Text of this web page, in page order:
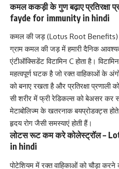
कमल ककड़ी के गुण बढ़ाए प्रतिरक्षा
fayde for immunity in hindi
कमल की जड़ (Lotus Root
ग्राम कमल की जड़ में हमारी दैनिक
एंटीऑक्सिडेंटविटामिन Cहोता है।
महत्वपूर्ण घटक है जो रक्त वाहिकाओं के
को बनाए रखता है और प्रतिरक्षा प्रणाली
सीशरीर में फ्री रेडिकल्स को बेअसर कर
मेटाबोलिज्म के खतरनाक बयप्रोडक्ट्स
हृदय रोग जैसी समस्याएं होती हैं।
लोटस रूट कम करे कोलेस्ट्रॉल –
in hindi
पोटेशियम में रक्त वाहिकाओं को चौड़ा करने